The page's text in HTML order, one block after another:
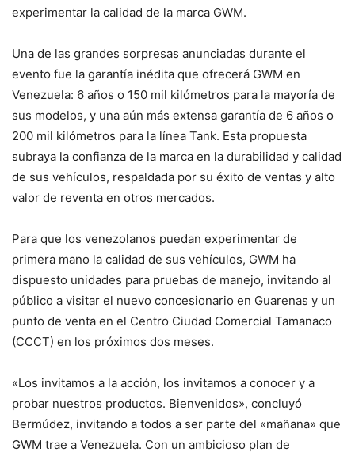
experimentar la calidad de la marca GWM.
Una de las grandes sorpresas anunciadas durante el
evento fue la garantía inédita que ofrecerá GWM en
Venezuela: 6 años o 150 mil kilómetros para la mayoría de
sus modelos, y una aún más extensa garantía de 6 años o
200 mil kilómetros para la línea Tank. Esta propuesta
subraya la confianza de la marca en la durabilidad y calidad
de sus vehículos, respaldada por su éxito de ventas y alto
valor de reventa en otros mercados.
Para que los venezolanos puedan experimentar de
primera mano la calidad de sus vehículos, GWM ha
dispuesto unidades para pruebas de manejo, invitando al
público a visitar el nuevo concesionario en Guarenas y un
punto de venta en el Centro Ciudad Comercial Tamanaco
(CCCT) en los próximos dos meses.
«Los invitamos a la acción, los invitamos a conocer y a
probar nuestros productos. Bienvenidos», concluyó
Bermúdez, invitando a todos a ser parte del «mañana» que
GWM trae a Venezuela. Con un ambicioso plan de